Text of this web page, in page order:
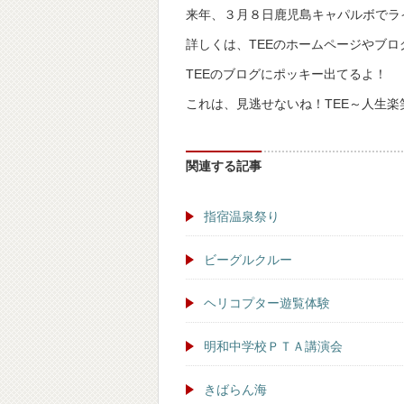
来年、３月８日鹿児島キャパルボでラ
詳しくは、TEEのホームページやブロ
TEEのブログにポッキー出てるよ！
これは、見逃せないね！TEE～人生楽
関連する記事
指宿温泉祭り
ビーグルクルー
ヘリコプター遊覧体験
明和中学校ＰＴＡ講演会
きばらん海